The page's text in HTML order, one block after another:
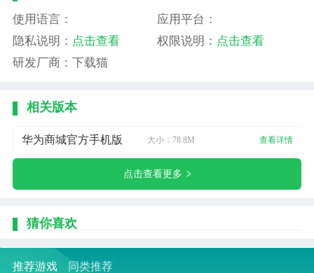
使用语言：
应用平台：
隐私说明： 点击查看 权限说明： 点击查看
研发厂商：下载猫
相关版本
华为商城官方手机版 大小：78.8M 查看详情
点击查看更多
猜你喜欢
推荐游戏 同类推荐